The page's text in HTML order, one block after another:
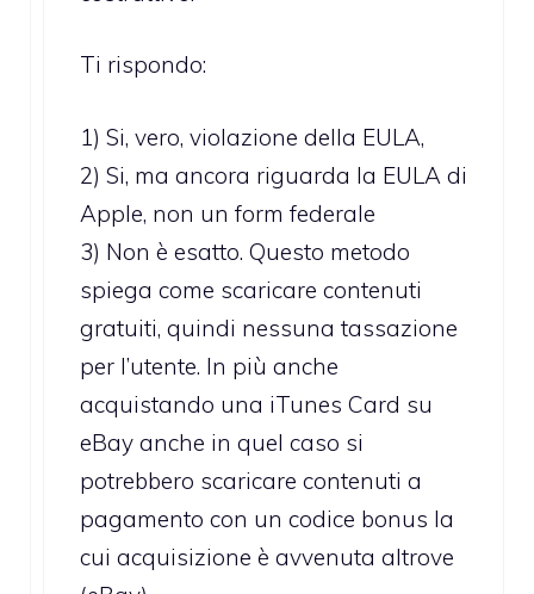
Ti rispondo:
1) Si, vero, violazione della EULA,
2) Si, ma ancora riguarda la EULA di
Apple, non un form federale
3) Non è esatto. Questo metodo
spiega come scaricare contenuti
gratuiti, quindi nessuna tassazione
per l’utente. In più anche
acquistando una iTunes Card su
eBay anche in quel caso si
potrebbero scaricare contenuti a
pagamento con un codice bonus la
cui acquisizione è avvenuta altrove